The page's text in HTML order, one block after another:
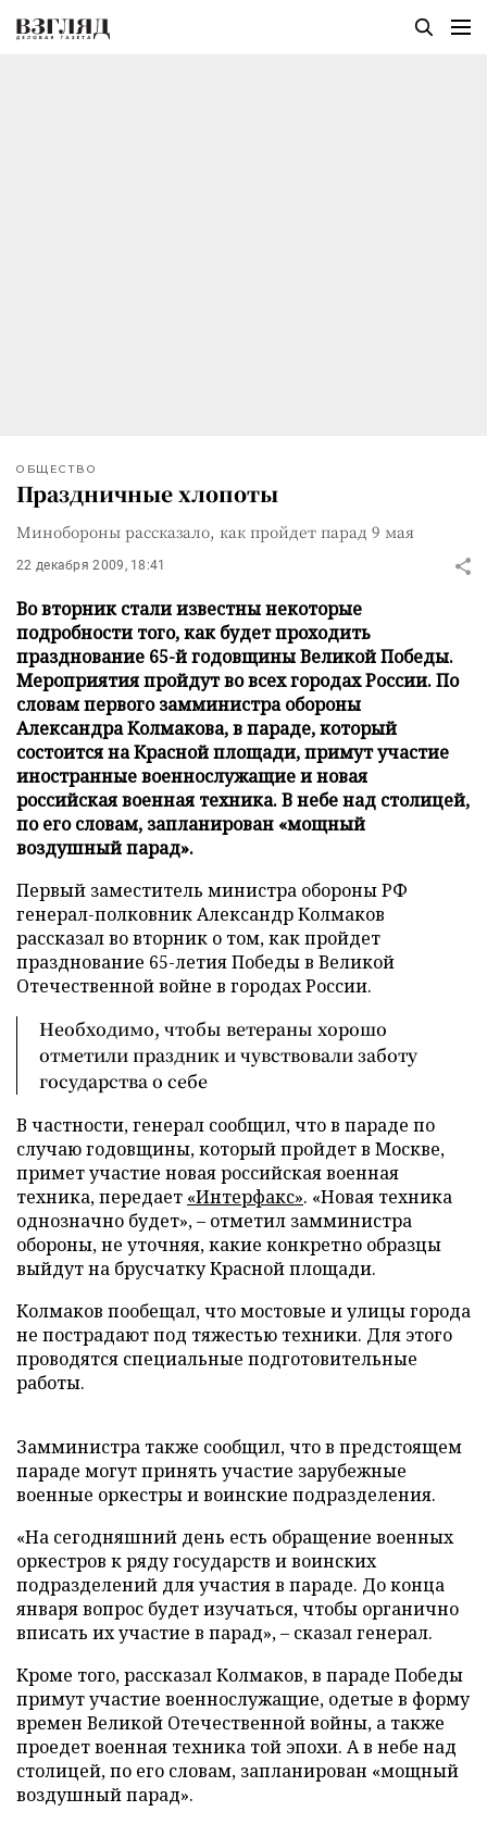
ОБЩЕСТВО
Праздничные хлопоты
Минобороны рассказало, как пройдет парад 9 мая
22 декабря 2009, 18:41
Во вторник стали известны некоторые
подробности того, как будет проходить
празднование 65-й годовщины Великой Победы.
Мероприятия пройдут во всех городах России. По
словам первого замминистра обороны
Александра Колмакова, в параде, который
состоится на Красной площади, примут участие
иностранные военнослужащие и новая
российская военная техника. В небе над столицей,
по его словам, запланирован «мощный
воздушный парад».
Первый заместитель министра обороны РФ
генерал-полковник Александр Колмаков
рассказал во вторник о том, как пройдет
празднование 65-летия Победы в Великой
Отечественной войне в городах России.
Необходимо, чтобы ветераны хорошо
отметили праздник и чувствовали заботу
государства о себе
В частности, генерал сообщил, что в параде по
случаю годовщины, который пройдет в Москве,
примет участие новая российская военная
техника, передает «Интерфакс». «Новая техника
однозначно будет», – отметил замминистра
обороны, не уточняя, какие конкретно образцы
выйдут на брусчатку Красной площади.
Колмаков пообещал, что мостовые и улицы города
не пострадают под тяжестью техники. Для этого
проводятся специальные подготовительные
работы.
Замминистра также сообщил, что в предстоящем
параде могут принять участие зарубежные
военные оркестры и воинские подразделения.
«На сегодняшний день есть обращение военных
оркестров к ряду государств и воинских
подразделений для участия в параде. До конца
января вопрос будет изучаться, чтобы органично
вписать их участие в парад», – сказал генерал.
Кроме того, рассказал Колмаков, в параде Победы
примут участие военнослужащие, одетые в форму
времен Великой Отечественной войны, а также
проедет военная техника той эпохи. А в небе над
столицей, по его словам, запланирован «мощный
воздушный парад».